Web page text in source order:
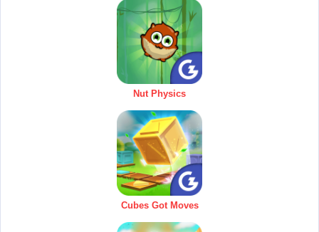
Nut Physics
Cubes Got Moves